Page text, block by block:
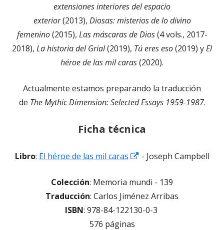
extensiones interiores del espacio
exterior(2013), Diosas: misterios de lo divino
femenino(2015), Las máscaras de Dios(4 vols., 2017-
2018), La historia del Grial(2019), Tú eres eso(2019) yEl
héroe de las mil caras(2020).
Actualmente estamos preparando la traducción
de The Mythic Dimension: Selected Essays 1959-1987.
Ficha técnica
Libro: El héroe de las mil caras
Abrir
una
ventana
nueva
- Joseph Campbell
Colección: Memoria mundi - 139
Traducción: Carlos Jiménez Arribas
ISBN: 978-84-122130-0-3
576 páginas